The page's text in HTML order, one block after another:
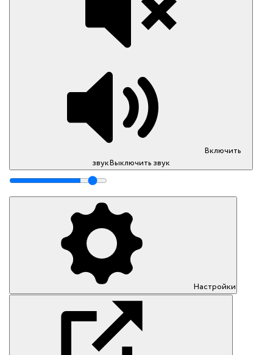
Включить
звукВыключить звук
Настройки